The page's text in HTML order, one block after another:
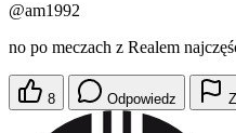
@am1992
no po meczach z Realem
8 Odpowiedz